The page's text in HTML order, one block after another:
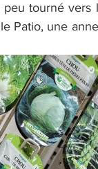
tourné
le Patio, une